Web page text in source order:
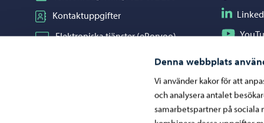
Denna webbplats
Vi använder kakor för att
och analysera antalet
samarbetspartner på sociala
Kontaktuppgifter
Elektroniska tjänster (ePorvoo)
Kartor och lägesinformation
Följ på
Följ på